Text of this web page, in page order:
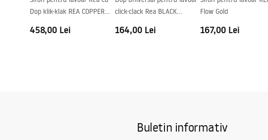
Dop klik-klak REA COPPER
458,00 Lei
click-clack Rea BLACK
164,00 Lei
Flow Gold
167,00 Lei
Buletin informativ